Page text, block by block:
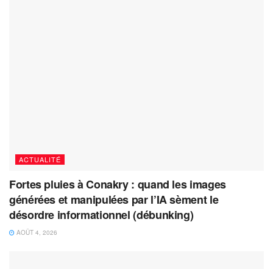
ACTUALITÉ
Fortes pluies à Conakry : quand les images
générées et manipulées par l’IA sèment le
désordre informationnel (débunking)
AOÛT 4, 2026